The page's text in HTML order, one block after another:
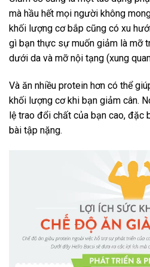
mà hầu hết mọi người không
khối lượng cơ bắp cũng có xu
gì bạn thực sự muốn giảm là mỡ
dưới da và mỡ nội tạng (xung
Và ăn nhiều protein hơn có thể
khối lượng cơ khi bạn giảm cân.
lệ trao đổi chất của bạn cao, đặc
bài tập nặng.